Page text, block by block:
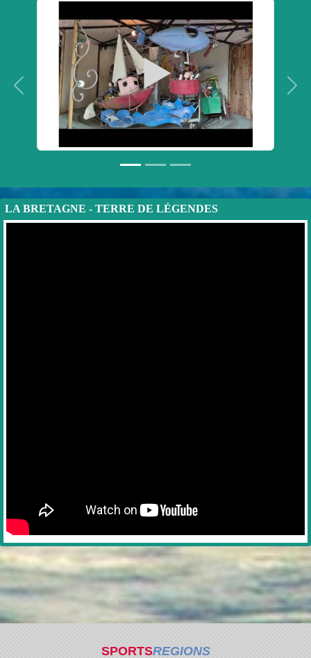
Précedent
LA BRETAGNE - TERRE DE LÉGENDES
SPORTSREGIONS